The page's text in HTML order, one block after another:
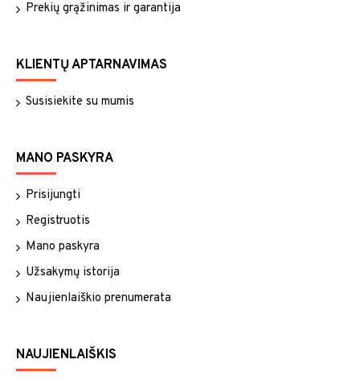
Prekių grąžinimas ir garantija
KLIENTŲ APTARNAVIMAS
Susisiekite su mumis
MANO PASKYRA
Prisijungti
Registruotis
Mano paskyra
Užsakymų istorija
Naujienlaiškio prenumerata
NAUJIENLAIŠKIS